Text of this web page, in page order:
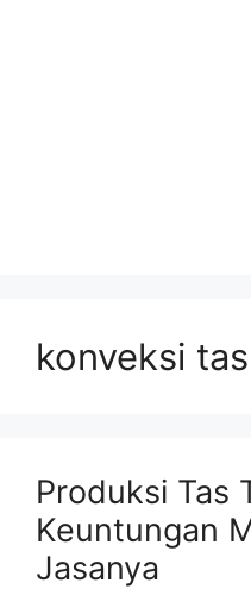
konveksi
Produksi Tas
Keuntungan
Jasanya